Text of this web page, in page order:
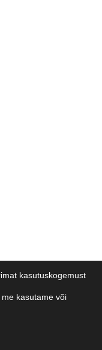
kasutuskogemust
kasutame või